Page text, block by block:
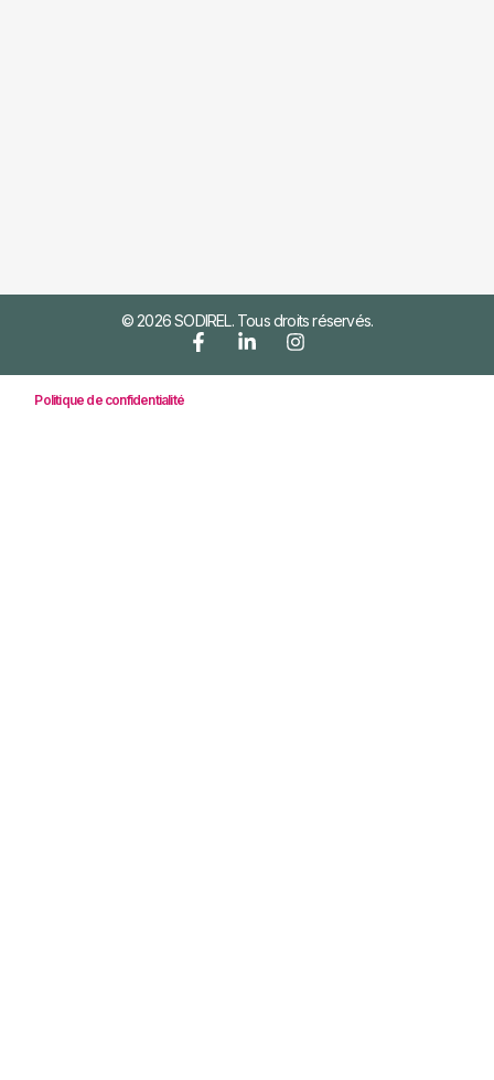
© 2026 SODIREL. Tous droits réservés.
Politique de confidentialité